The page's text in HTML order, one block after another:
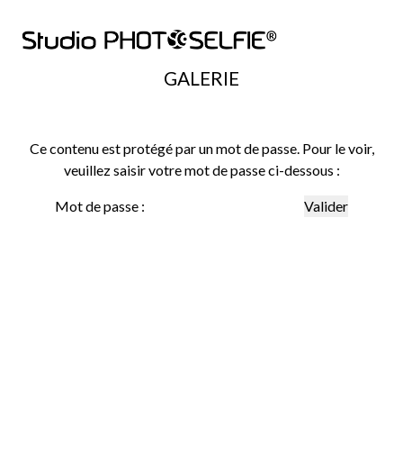
GALERIE
Ce contenu est protégé par un mot de passe. Pour le voir,
veuillez saisir votre mot de passe ci-dessous :
Mot de passe :